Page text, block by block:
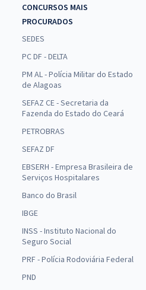
CONCURSOS MAIS
PROCURADOS
SEDES
PC DF - DELTA
PM AL - Polícia Militar do Estado
de Alagoas
SEFAZ CE - Secretaria da
Fazenda do Estado do Ceará
PETROBRAS
SEFAZ DF
EBSERH - Empresa Brasileira de
Serviços Hospitalares
Banco do Brasil
IBGE
INSS - Instituto Nacional do
Seguro Social
PRF - Polícia Rodoviária Federal
PND